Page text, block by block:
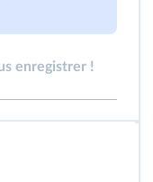
enregistrer !